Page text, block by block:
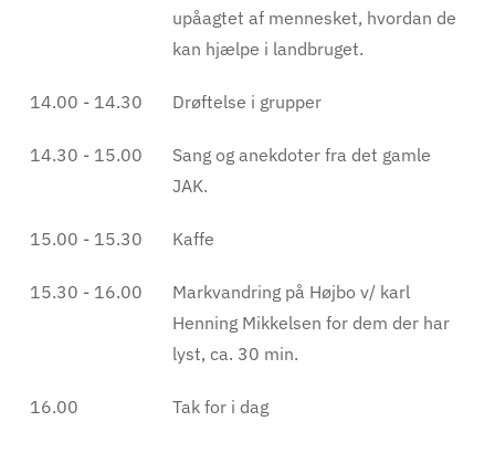
upåagtet af mennesket, hvordan de
kan hjælpe i landbruget.
14.00 - 14.30 Drøftelse i grupper
14.30 - 15.00
Sang og anekdoter fra det gamle
JAK.
15.00 - 15.30 Kaffe
15.30 - 16.00
Markvandring på Højbo v/ karl
Henning Mikkelsen for dem der har
lyst, ca. 30 min.
16.00 Tak for i dag